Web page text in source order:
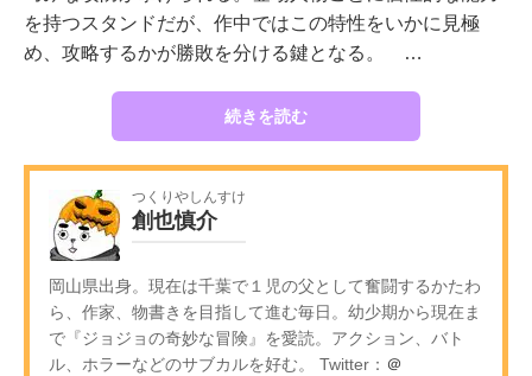
を持つスタンドだが、作中ではこの特性をいかに見極
め、攻略するかが勝敗を分ける鍵となる。 …
続きを読む
つくりやしんすけ
創也慎介
岡山県出身。現在は千葉で１児の父として奮闘するかたわ
ら、作家、物書きを目指して進む毎日。幼少期から現在ま
で『ジョジョの奇妙な冒険』を愛読。アクション、バト
ル、ホラーなどのサブカルを好む。 Twitter： ＠